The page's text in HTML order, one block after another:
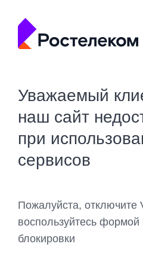
Уважаемый
наш сайт
при
сервисов
Пожалуйста, отключите
воспользуйтесь
блокировки